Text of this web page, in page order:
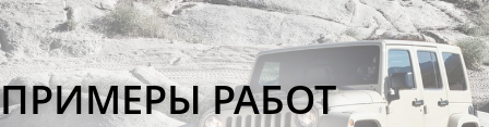
ПРИМЕРЫ РАБОТ